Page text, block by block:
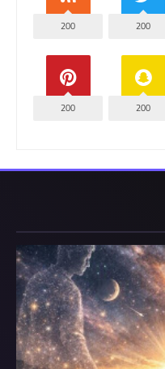
200
200
200
200